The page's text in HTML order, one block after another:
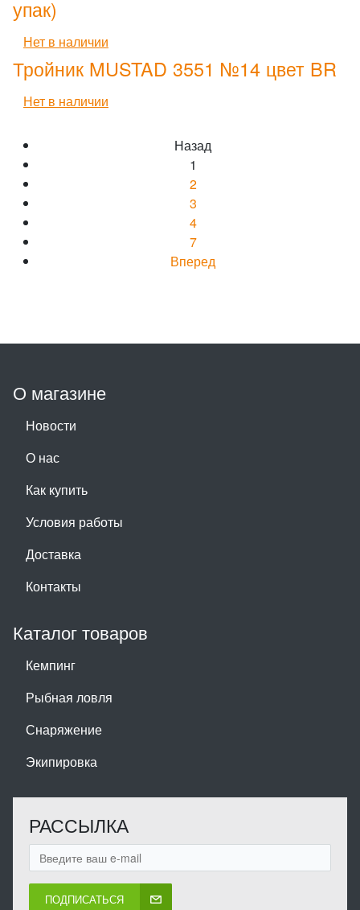
упак)
Нет в наличии
Тройник MUSTAD 3551 №14 цвет BR
Нет в наличии
Назад
1
2
3
4
7
Вперед
О магазине
Новости
О нас
Как купить
Условия работы
Доставка
Контакты
Каталог товаров
Кемпинг
Рыбная ловля
Снаряжение
Экипировка
РАССЫЛКА
ПОДПИСАТЬСЯ